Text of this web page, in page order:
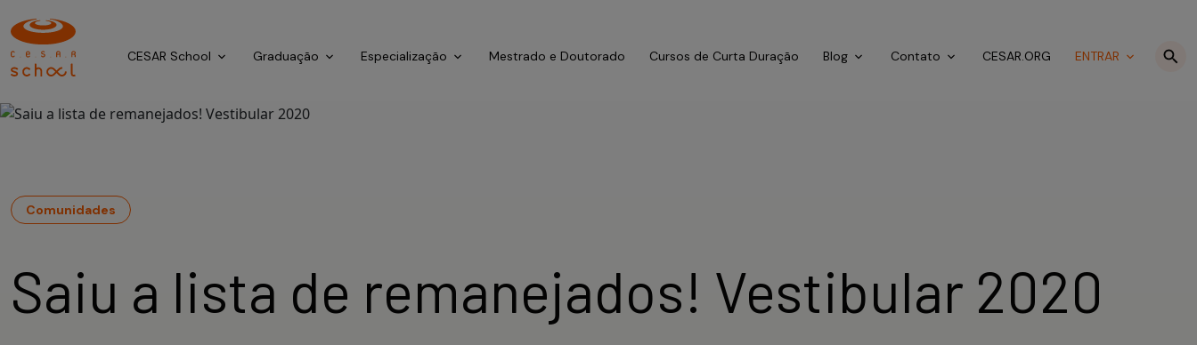
CESAR School Graduação Especialização Mestrado e Doutorado Cursos de Curta Duração Blog Contato CESAR.ORG ENTRAR
Comunidades
Saiu a lista de remanejados! Vestibular 2020